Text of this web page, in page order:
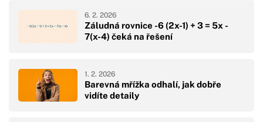
Záludná rovnice -6 (2x-1) + 3 = 5x -
7(x-4) čeká na řešení
6. 2. 2026
Barevná mřížka odhalí, jak dobře
vidíte detaily
1. 2. 2026